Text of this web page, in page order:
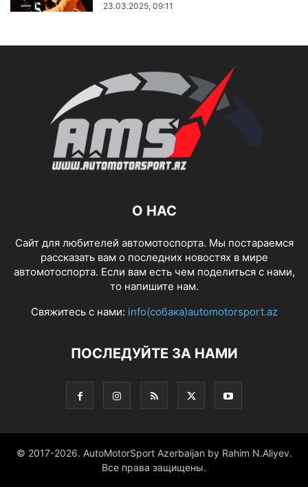
23.03.2025, 09:11
О НАС
Сайт для любителей автомотоспорта. Мы постараемся
рассказать вам о последних новостях в мире
автомотоспорта. Если вам есть чем поделиться с нами,
то напишите нам.
Свяжитесь с нами: info(собака)automotorsport.az
ПОСЛЕДУЙТЕ ЗА НАМИ
© 2017-2026. AutoMotorSport Azerbaijan by Rahim N.Aliyev.
Все права защищены.